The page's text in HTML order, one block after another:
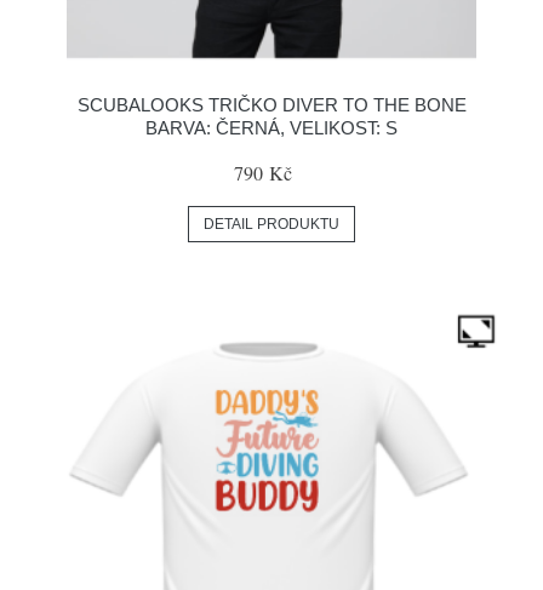
SCUBALOOKS TRIČKO DIVER TO THE BONE
BARVA: ČERNÁ, VELIKOST: S
790 Kč
DETAIL PRODUKTU